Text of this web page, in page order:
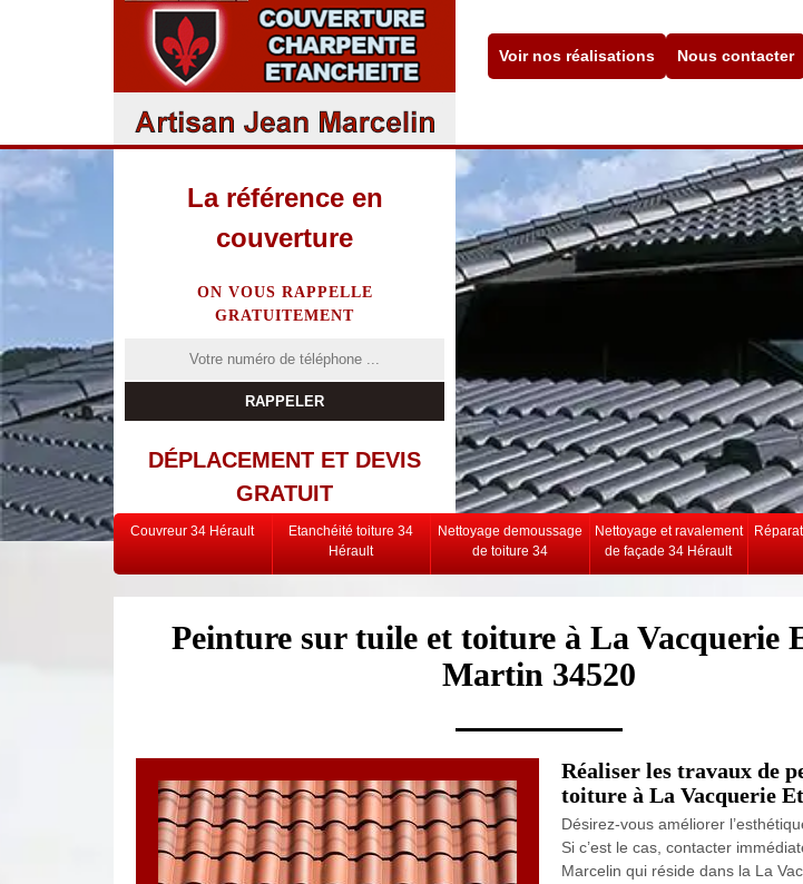
Voir nos réalisations Nous contacter
La référence en
couverture
ON VOUS RAPPELLE
GRATUITEMENT
DÉPLACEMENT ET DEVIS
GRATUIT
Couvreur 34 Hérault
Etanchéité toiture 34
Hérault
Nettoyage demoussage
de toiture 34
Nettoyage et ravalement
de façade 34 Hérault
Peinture sur tuile et toiture à La Vacquerie
Martin 34520
Réaliser les travaux de
toiture à La Vacquerie
Désirez-vous améliorer
Si c’est le cas, contacter
Marcelin qui réside dans la La